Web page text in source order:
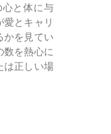
心と体に与
愛とキャリ
かを見てい
数を熱心に
は正しい場